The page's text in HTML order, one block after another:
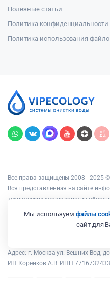
Полезные статьи
Политика конфиденциальности
Политика использования
Все права защищены 2008 - 2025
Вся представленная на сайте
технических характеристик
возможностей подключения,
услуг, носит информационный
является публичной офертой,
Адрес: г. Москва ул. Вешних Вод,
ИП Коренков А.В. ИНН
Мы используем файлы
сайт для